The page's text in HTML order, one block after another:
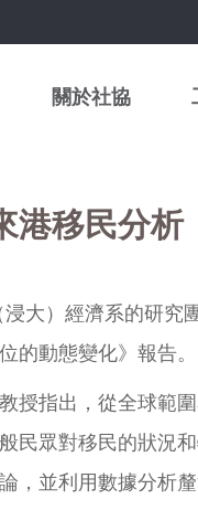
關於社協
港移民分
大）經濟系的研究
的動態變化》報告。
授指出，從全球範
民眾對移民的狀況
，並利用數據分析